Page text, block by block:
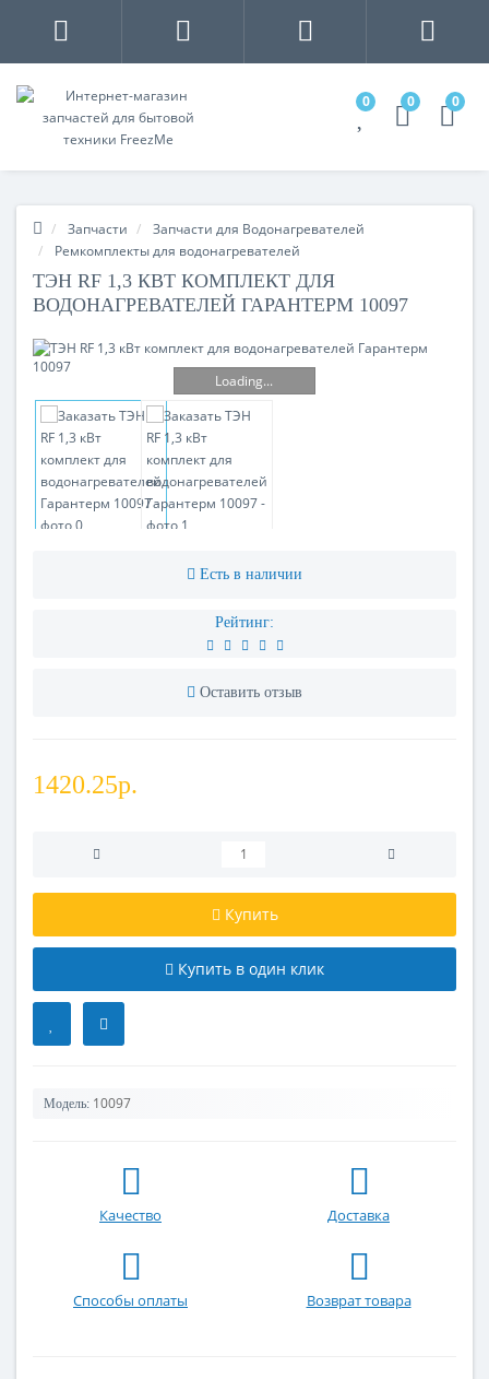
0 0 0
Запчасти
Запчасти для Водонагревателей
Ремкомплекты для водонагревателей
ТЭН RF 1,3 КВТ КОМПЛЕКТ ДЛЯ
ВОДОНАГРЕВАТЕЛЕЙ ГАРАНТЕРМ 10097
Loading...
Есть в наличии
Рейтинг:
Оставить отзыв
1420.25р.
Купить
Купить в один клик
Модель: 10097
Качество Доставка
Способы оплаты Возврат товара